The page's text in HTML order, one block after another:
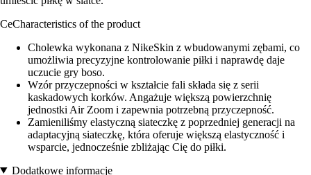
CeCharacteristics of the product
Cholewka wykonana z NikeSkin z wbudowanymi zębami, co
umożliwia precyzyjne kontrolowanie piłki i naprawdę daje
uczucie gry boso.
Wzór przyczepności w kształcie fali składa się z serii
kaskadowych korków. Angażuje większą powierzchnię
jednostki Air Zoom i zapewnia potrzebną przyczepność.
Zamieniliśmy elastyczną siateczkę z poprzedniej generacji na
adaptacyjną siateczkę, która oferuje większą elastyczność i
wsparcie, jednocześnie zbliżając Cię do piłki.
Dodatkowe informacje